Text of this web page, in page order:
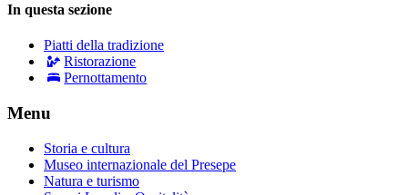
In questa sezione
Piatti della tradizione
Ristorazione
Pernottamento
Menu
Storia e cultura
Museo internazionale del Presepe
Natura e turismo